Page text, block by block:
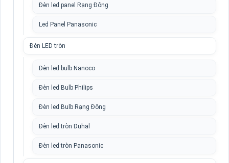
Đèn led panel Rạng Đông
Led Panel Panasonic
Đèn LED tròn
Đèn led bulb Nanoco
Đèn led Bulb Philips
Đèn led Bulb Rạng Đông
Đèn led tròn Duhal
Đèn led tròn Panasonic